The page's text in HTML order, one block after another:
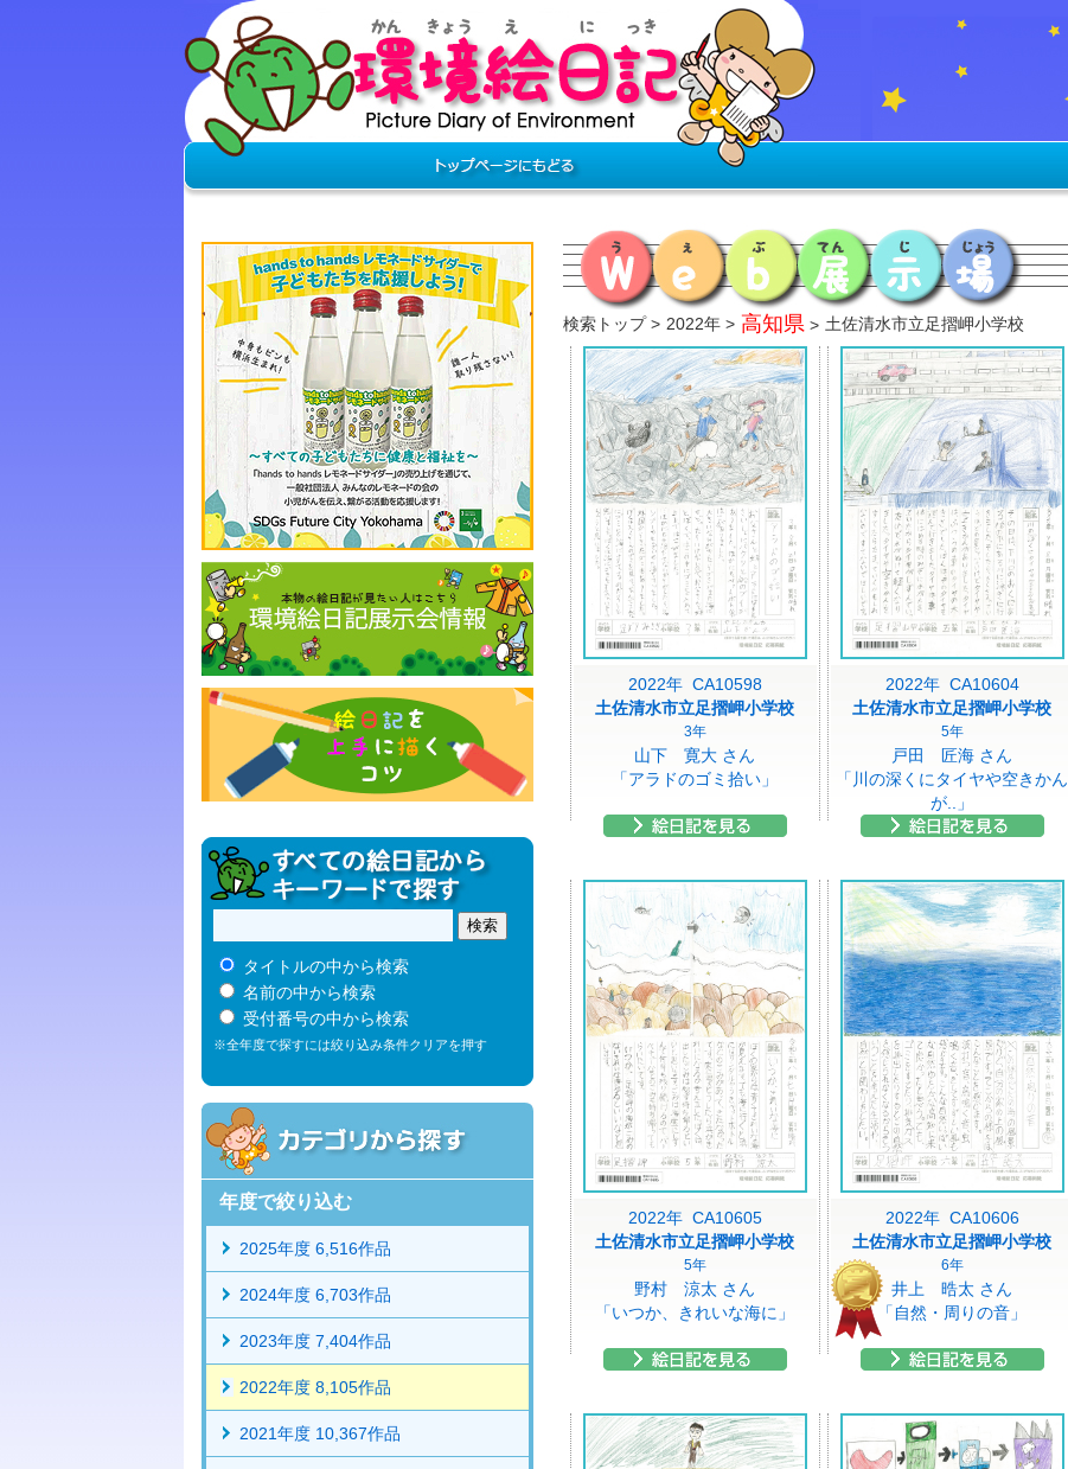
検索トップ 2022年 高知県 土佐清水市立足摺岬小学校
2022年 CA10598
土佐清水市立足摺岬小学校
3年
山下 寛大 さん
「アラドのゴミ拾い」
2022年 CA10604
土佐清水市立足摺岬小学校
5年
戸田 匠海 さん
「川の深くにタイヤや空きかん
が..」
2022年 CA10605
土佐清水市立足摺岬小学校
5年
野村 涼太 さん
「いつか、きれいな海に」
2022年 CA10606
土佐清水市立足摺岬小学校
6年
井上 晧太 さん
「自然・周りの音」
タイトルの中から検索
名前の中から検索
受付番号の中から検索
※全年度で探すには絞り込み条件クリアを押す
年度で絞り込む
2025年度 6,516作品
2024年度 6,703作品
2023年度 7,404作品
2022年度 8,105作品
2021年度 10,367作品